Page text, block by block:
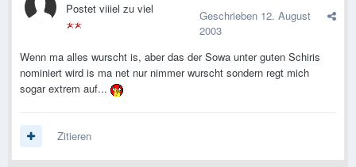
Postet viiiel zu viel Geschrieben 12. August
2003
Wenn ma alles wurscht is, aber das der Sowa unter guten Schiris
nominiert wird is ma net nur nimmer wurscht sondern regt mich
sogar extrem auf...
Zitieren